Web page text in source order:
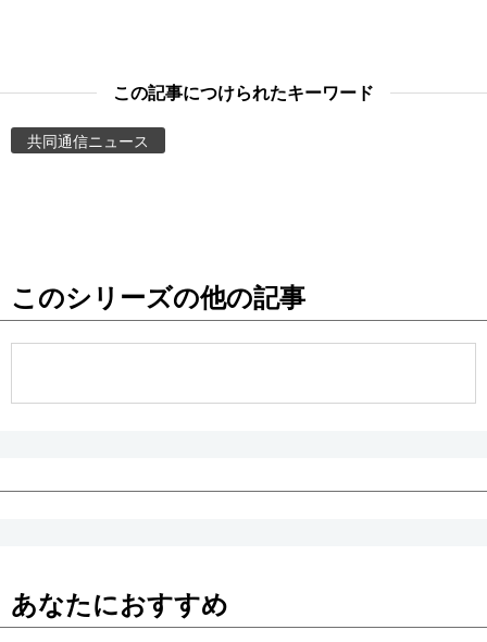
お知らせ
この記事につけられたキーワード
共同通信ニュース
このシリーズの他の記事
あなたにおすすめ